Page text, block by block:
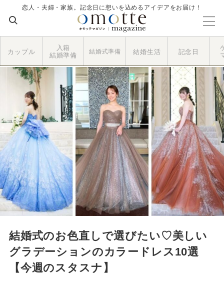
恋人・夫婦・家族。記念日に想いを込めるアイデアをお届け！
カップル
入籍
結婚準備
結婚式準備 結婚生活 記念日
結婚式のお色直しで選びたい♡美しい
グラデーションのカラードレス10選
【今週のスタスナ】